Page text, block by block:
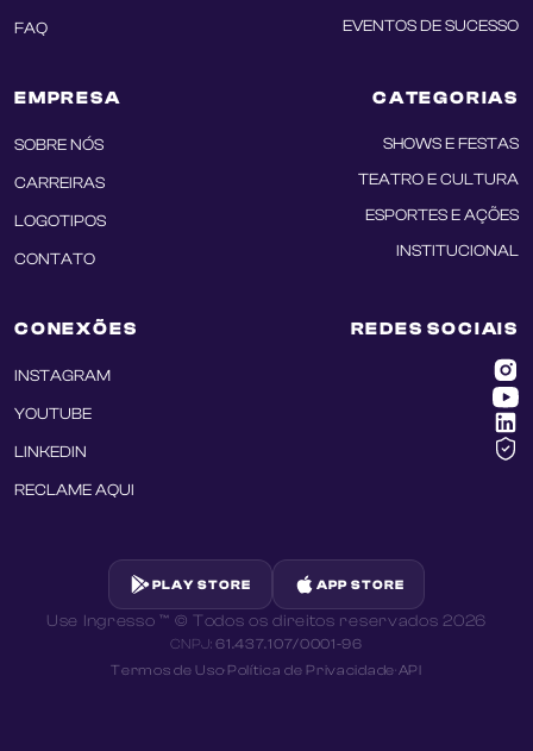
FAQ EVENTOS DE SUCESSO
EMPRESA
SOBRE NÓS
CARREIRAS
LOGOTIPOS
CONTATO
CATEGORIAS
SHOWS E FESTAS
TEATRO E CULTURA
ESPORTES E AÇÕES
INSTITUCIONAL
CONEXÕES
INSTAGRAM
YOUTUBE
LINKEDIN
RECLAME AQUI
REDES SOCIAIS
PLAY STORE APP STORE
Use Ingresso ™ © Todos os direitos reservados2026
CNPJ:61.437.107/0001-96
Termos de Uso· Política de Privacidade·API